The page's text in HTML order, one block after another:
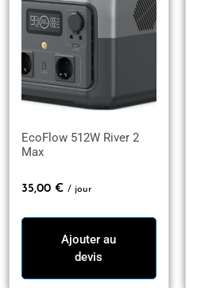
EcoFlow 512W River 2
Max
35,00 € / jour
Ajouter au
devis